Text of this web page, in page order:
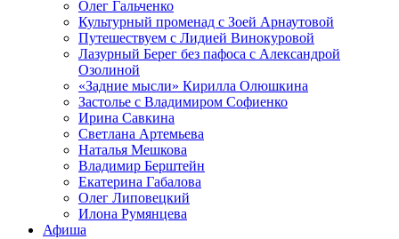
Олег Гальченко
Культурный променад с Зоей Арнаутовой
Путешествуем с Лидией Винокуровой
Лазурный Берег без пафоса с Александрой
Озолиной
«Задние мысли» Кирилла Олюшкина
Застолье с Владимиром Софиенко
Ирина Савкина
Светлана Артемьева
Наталья Мешкова
Владимир Берштейн
Екатерина Габалова
Олег Липовецкий
Илона Румянцева
Афиша